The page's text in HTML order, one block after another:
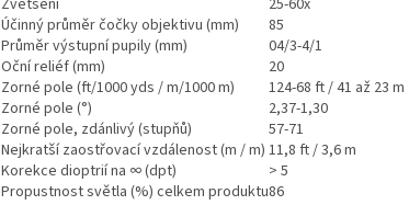
Zvětšení
25-60x
Účinný průměr čočky objektivu (mm)
85
Průměr výstupní pupily (mm)
04/3-4/1
Oční reliéf (mm)
20
Zorné pole (ft/1000 yds / m/1000 m)
124-68 ft / 41 až 23 m
Zorné pole (°)
2,37-1,30
Zorné pole, zdánlivý (stupňů)
57-71
Nejkratší zaostřovací vzdálenost (m / m) 11,8 ft / 3,6 m
Korekce dioptrií na ∞ (dpt)
> 5
Propustnost světla (%) celkem produktu86